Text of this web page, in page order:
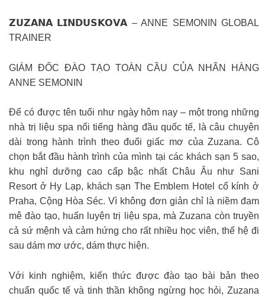
𝗭𝗨𝗭𝗔𝗡𝗔 𝗟𝗜𝗡𝗗𝗨𝗦𝗞𝗢𝗩𝗔 – ANNE SEMONIN GLOBAL
TRAINER
GIÁM ĐỐC ĐÀO TẠO TOÀN CẦU CỦA NHÃN HÀNG
ANNE SEMONIN
Để có được tên tuổi như ngày hôm nay – một trong những
nhà trị liệu spa nổi tiếng hàng đầu quốc tế, là câu chuyện
dài trong hành trình theo đuổi giấc mơ của Zuzana. Cô
chọn bắt đầu hành trình của mình tại các khách sạn 5 sao,
khu nghỉ dưỡng cao cấp bậc nhất Châu Âu như Sani
Resort ở Hy Lạp, khách sạn The Emblem Hotel cổ kính ở
Praha, Cộng Hòa Séc. Vì không đơn giản chỉ là niềm đam
mê đào tạo, huấn luyện trị liệu spa, mà Zuzana còn truyền
cả sứ mệnh và cảm hứng cho rất nhiều học viên, thế hệ đi
sau dám mơ ước, dám thực hiện.
Với kinh nghiệm, kiến thức được đào tạo bài bản theo
chuẩn quốc tế và tinh thần không ngừng học hỏi, Zuzana